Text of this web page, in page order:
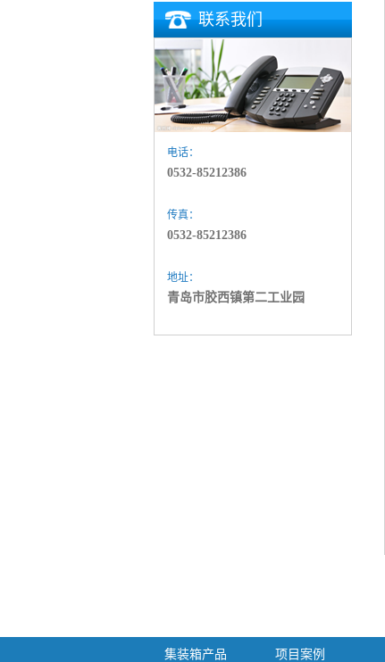
联系我们
电话：
0532-85212386
传真：
0532-85212386
地址：
青岛市胶西镇第二工业园
集装箱产品 项目案例